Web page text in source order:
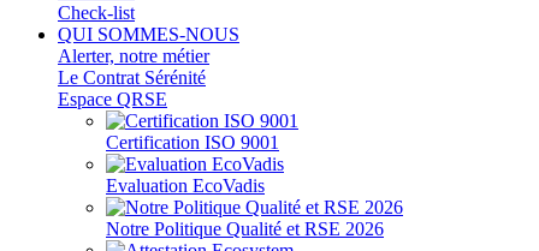
Check-list
QUI SOMMES-NOUS
Alerter, notre métier
Le Contrat Sérénité
Espace QRSE
Certification ISO 9001
Evaluation EcoVadis
Notre Politique Qualité et RSE 2026